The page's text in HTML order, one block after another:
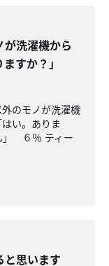
が洗濯機から
すか？」
のモノが洗濯機
い。ありま
６％ ティー
と思います